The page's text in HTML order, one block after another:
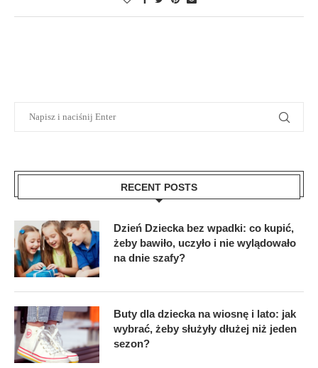
RECENT POSTS
Dzień Dziecka bez wpadki: co kupić,
żeby bawiło, uczyło i nie wylądowało
na dnie szafy?
Buty dla dziecka na wiosnę i lato: jak
wybrać, żeby służyły dłużej niż jeden
sezon?